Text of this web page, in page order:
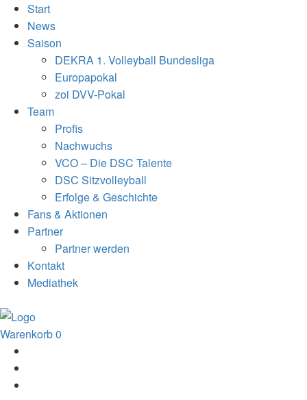
Start
News
Saison
DEKRA 1. Volleyball Bundesliga
Europapokal
zoi DVV-Pokal
Team
Profis
Nachwuchs
VCO – Die DSC Talente
DSC Sitzvolleyball
Erfolge & Geschichte
Fans & Aktionen
Partner
Partner werden
Kontakt
Mediathek
Warenkorb0